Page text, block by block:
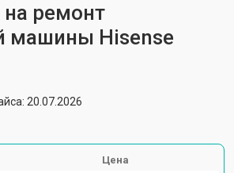
на ремонт
машины Hisense
20.07.2026
Цена